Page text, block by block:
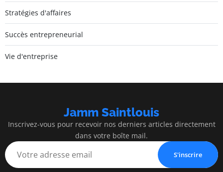
Stratégies d'affaires
Succès entrepreneurial
Vie d'entreprise
Jamm Saintlouis
Inscrivez-vous pour recevoir nos derniers articles directement
dans votre boîte mail.
S'inscrire